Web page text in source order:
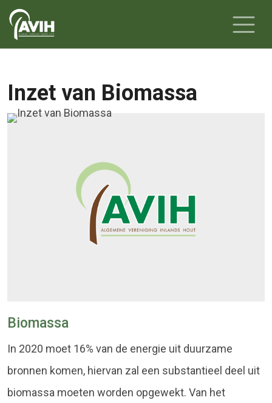
Inzet van Biomassa
Biomassa
In 2020 moet 16% van de energie uit duurzame
bronnen komen, hiervan zal een substantieel deel uit
biomassa moeten worden opgewekt. Van het